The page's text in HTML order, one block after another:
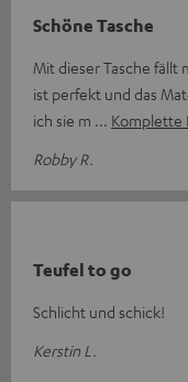
Schöne Tasche
Mit dieser Tasche fällt
ist perfekt und das
ich sie m
Komplette
Robby R.
Teufel to go
Schlicht und schick!
Kerstin L.